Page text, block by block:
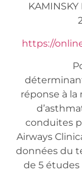
https://
Pour
réponse à
conduites
Airways
données du
de 5 études